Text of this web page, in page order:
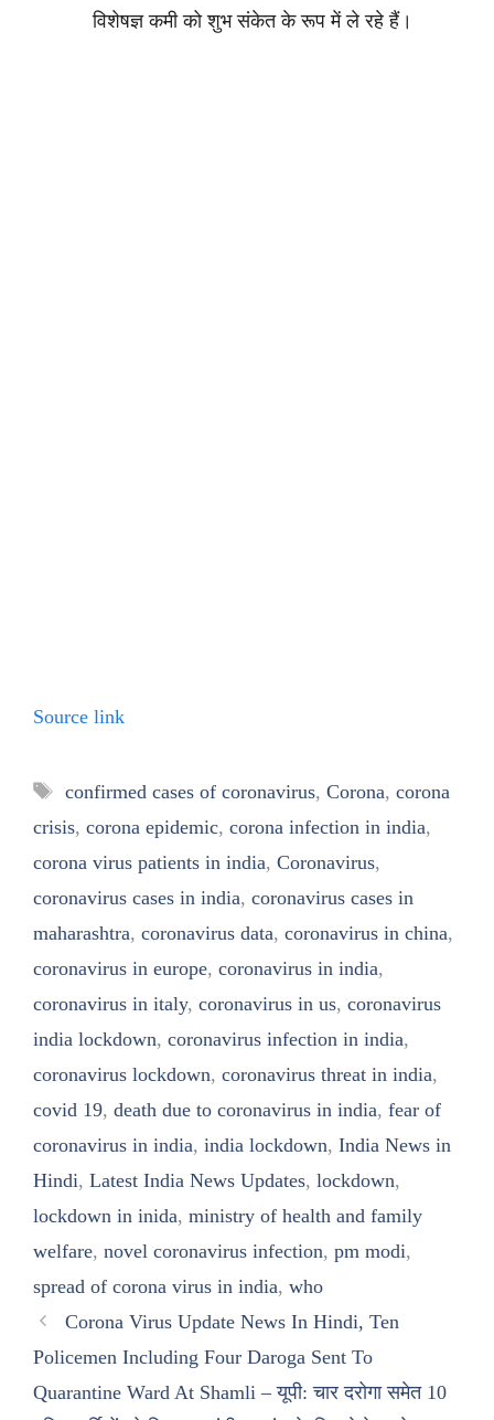
विशेषज्ञ कमी को शुभ संकेत के रूप में ले रहे हैं।
Source link
Tags
confirmed cases of coronavirus, Corona, corona
crisis, corona epidemic, corona infection in india,
corona virus patients in india, Coronavirus,
coronavirus cases in india, coronavirus cases in
maharashtra, coronavirus data, coronavirus in china,
coronavirus in europe, coronavirus in india,
coronavirus in italy, coronavirus in us, coronavirus
india lockdown, coronavirus infection in india,
coronavirus lockdown, coronavirus threat in india,
covid 19, death due to coronavirus in india, fear of
coronavirus in india, india lockdown, India News in
Hindi, Latest India News Updates, lockdown,
lockdown in inida, ministry of health and family
welfare, novel coronavirus infection, pm modi,
spread of corona virus in india, who
Corona Virus Update News In Hindi, Ten
Policemen Including Four Daroga Sent To
Quarantine Ward At Shamli – यूपी: चार दरोगा समेत 10